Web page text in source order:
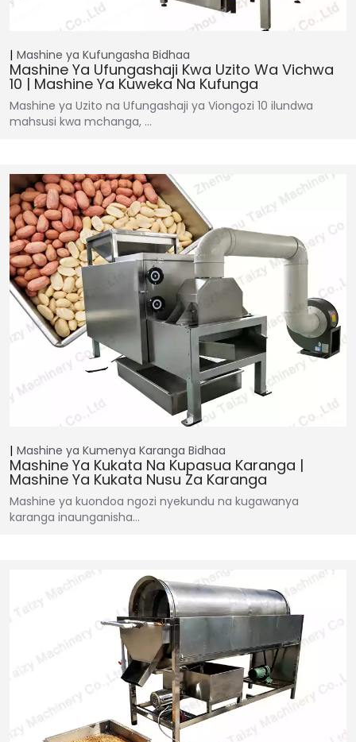
Mashine ya Kufungasha Bidhaa
Mashine Ya Ufungashaji Kwa Uzito Wa Vichwa
10 | Mashine Ya Kuweka Na Kufunga
Mashine ya Uzito na Ufungashaji ya Viongozi 10 ilundwa
mahsusi kwa mchanga, …
Mashine ya Kumenya Karanga Bidhaa
Mashine Ya Kukata Na Kupasua Karanga |
Mashine Ya Kukata Nusu Za Karanga
Mashine ya kuondoa ngozi nyekundu na kugawanya
karanga inaunganisha...